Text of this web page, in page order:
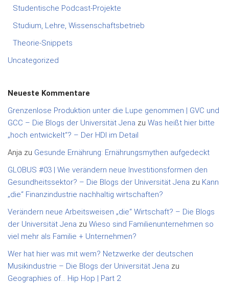
Studentische Podcast-Projekte
Studium, Lehre, Wissenschaftsbetrieb
Theorie-Snippets
Uncategorized
Neueste Kommentare
Grenzenlose Produktion unter die Lupe genommen | GVC und
GCC – Die Blogs der Universität Jena zu Was heißt hier bitte
„hoch entwickelt“? – Der HDI im Detail
Anja zu Gesunde Ernährung: Ernährungsmythen aufgedeckt
GLOBUS #03 | Wie verändern neue Investitionsformen den
Gesundheitssektor? – Die Blogs der Universität Jena zu Kann
„die“ Finanzindustrie nachhaltig wirtschaften?
Verändern neue Arbeitsweisen „die“ Wirtschaft? – Die Blogs
der Universität Jena zu Wieso sind Familienunternehmen so
viel mehr als Familie + Unternehmen?
Wer hat hier was mit wem? Netzwerke der deutschen
Musikindustrie – Die Blogs der Universität Jena zu
Geographies of… Hip Hop | Part 2